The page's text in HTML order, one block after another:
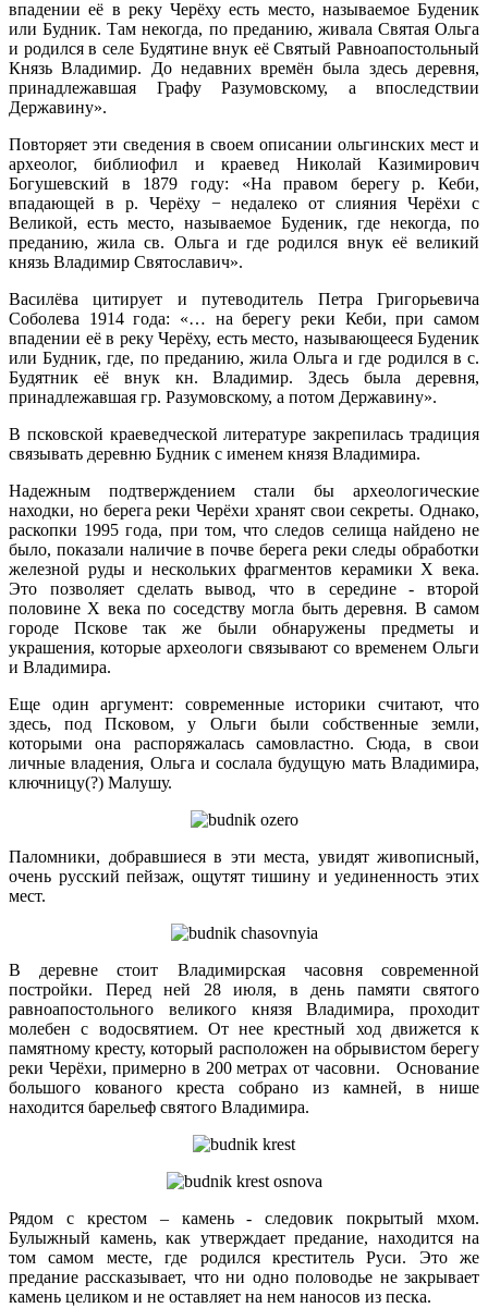
впадении её в реку Черёху есть место, называемое Буденик
или Будник. Там некогда, по преданию, живала Святая Ольга
и родился в селе Будятине внук её Святый Равноапостольный
Князь Владимир. До недавних времён была здесь деревня,
принадлежавшая Графу Разумовскому, а впоследствии
Державину».
Повторяет эти сведения в своем описании ольгинских мест и
археолог, библиофил и краевед Николай Казимирович
Богушевский в 1879 году: «На правом берегу р. Кеби,
впадающей в р. Черёху − недалеко от слияния Черёхи с
Великой, есть место, называемое Буденик, где некогда, по
преданию, жила св. Ольга и где родился внук её великий
князь Владимир Святославич».
Василёва цитирует и путеводитель Петра Григорьевича
Соболева 1914 года: «… на берегу реки Кеби, при самом
впадении её в реку Черёху, есть место, называющееся Буденик
или Будник, где, по преданию, жила Ольга и где родился в с.
Будятник её внук кн. Владимир. Здесь была деревня,
принадлежавшая гр. Разумовскому, а потом Державину».
В псковской краеведческой литературе закрепилась традиция
связывать деревню Будник с именем князя Владимира.
Надежным подтверждением стали бы археологические
находки, но берега реки Черёхи хранят свои секреты. Однако,
раскопки 1995 года, при том, что следов селища найдено не
было, показали наличие в почве берега реки следы обработки
железной руды и нескольких фрагментов керамики X века.
Это позволяет сделать вывод, что в середине - второй
половине X века по соседству могла быть деревня. В самом
городе Пскове так же были обнаружены предметы и
украшения, которые археологи связывают со временем Ольги
и Владимира.
Еще один аргумент: современные историки считают, что
здесь, под Псковом, у Ольги были собственные земли,
которыми она распоряжалась самовластно. Сюда, в свои
личные владения, Ольга и сослала будущую мать Владимира,
ключницу(?) Малушу.
Паломники, добравшиеся в эти места, увидят живописный,
очень русский пейзаж, ощутят тишину и уединенность этих
мест.
В деревне стоит Владимирская часовня современной
постройки. Перед ней 28 июля, в день памяти святого
равноапостольного великого князя Владимира, проходит
молебен с водосвятием. От нее крестный ход движется к
памятному кресту, который расположен на обрывистом берегу
реки Черёхи, примерно в 200 метрах от часовни. Основание
большого кованого креста собрано из камней, в нише
находится барельеф святого Владимира.
Рядом с крестом – камень - следовик покрытый мхом.
Булыжный камень, как утверждает предание, находится на
том самом месте, где родился креститель Руси. Это же
предание рассказывает, что ни одно половодье не закрывает
камень целиком и не оставляет на нем наносов из песка.